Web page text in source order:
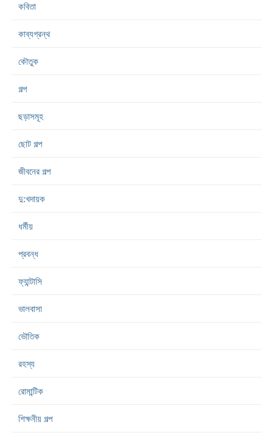
কবিতা
কাব্যগ্রন্থ
কৌতুক
গল্প
ছড়াসমূহ
ছোট গল্প
জীবনের গল্প
দু:খদায়ক
ধর্মীয়
প্রবন্ধ
ফ্যান্টাসি
ভালবাসা
ভৌতিক
রহস্য
রোমান্টিক
শিক্ষনীয় গল্প